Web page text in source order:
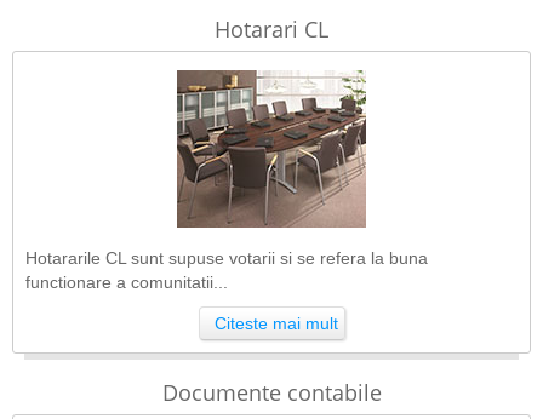
Hotarari CL
Hotararile CL sunt supuse votarii si se refera la buna
functionare a comunitatii...
Citeste mai mult
Documente contabile